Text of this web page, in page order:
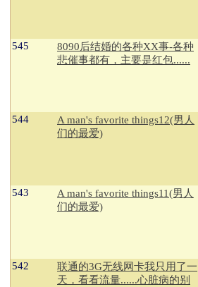
545
8090后结婚的各种XX事-各种
悲催事都有，主要是红包......
544
A man's favorite things12(男人
们的最爱)
543
A man's favorite things11(男人
们的最爱)
542
联通的3G无线网卡我只用了一
天，看看流量......心脏病的别